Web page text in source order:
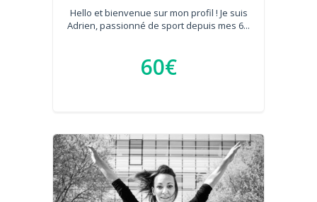
Hello et bienvenue sur mon profil ! Je suis
Adrien, passionné de sport depuis mes 6...
60€